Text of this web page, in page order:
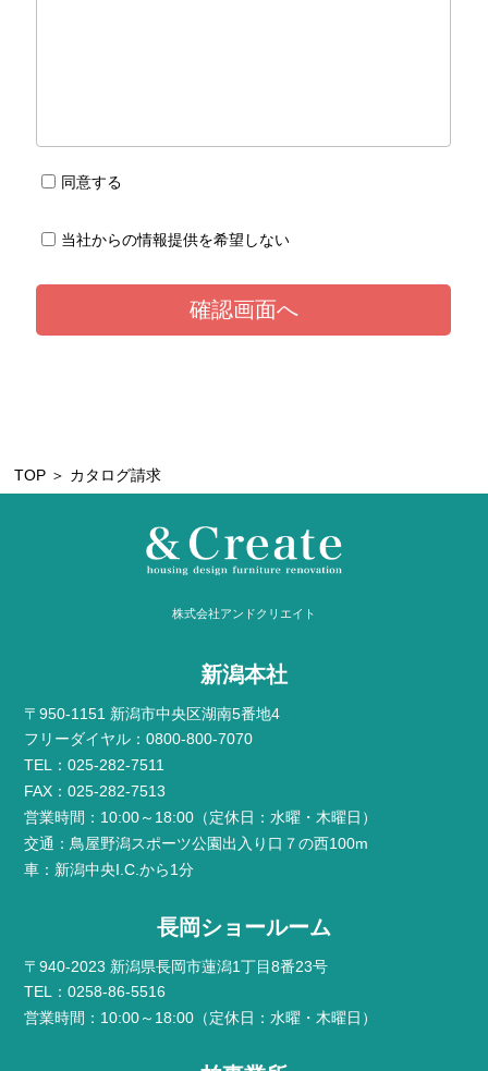
TOP ＞ カタログ請求
株式会社アンドクリエイト
新潟本社
〒950-1151 新潟市中央区湖南5番地4
フリーダイヤル：0800-800-7070
TEL：025-282-7511
FAX：025-282-7513
営業時間：10:00～18:00（定休日：水曜・木曜日）
交通：鳥屋野潟スポーツ公園出入り口７の西100m
車：新潟中央I.C.から1分
長岡ショールーム
〒940-2023 新潟県長岡市蓮潟1丁目8番23号
TEL：0258-86-5516
営業時間：10:00～18:00（定休日：水曜・木曜日）